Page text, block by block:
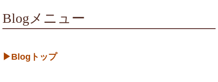
Blogメニュー
▶Blogトップ